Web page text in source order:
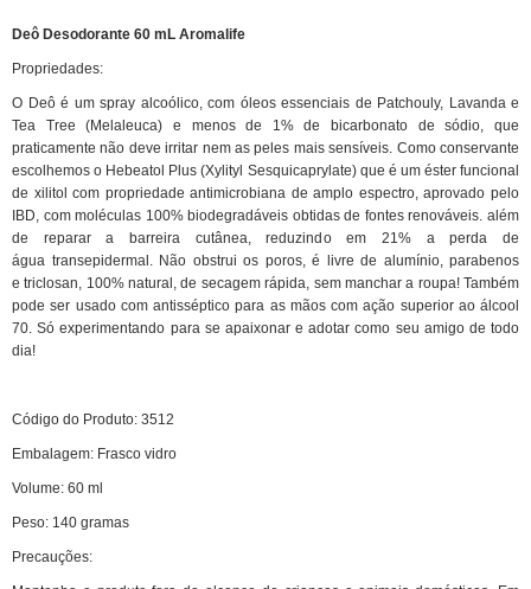
Deô Desodorante 60 mL Aromalife
Propriedades:
O Deô é um spray alcoólico, com óleos essenciais de Patchouly, Lavanda e
Tea Tree (Melaleuca) e menos de 1% de bicarbonato de sódio, que
praticamente não deve irritar nem as peles mais sensíveis. Como conservante
escolhemos o Hebeatol Plus (Xylityl Sesquicaprylate) que é um éster funcional
de xilitol com propriedade antimicrobiana de amplo espectro, aprovado pelo
IBD, com moléculas 100% biodegradáveis obtidas de fontes renováveis. além
de reparar a barreira cutânea, reduzindo em 21% a perda de
água transepidermal. Não obstrui os poros, é livre de alumínio, parabenos
e triclosan, 100% natural, de secagem rápida, sem manchar a roupa! Também
pode ser usado com antisséptico para as mãos com ação superior ao álcool
70. Só experimentando para se apaixonar e adotar como seu amigo de todo
dia!
Código do Produto: 3512
Embalagem: Frasco vidro
Volume: 60 ml
Peso: 140 gramas
Precauções: